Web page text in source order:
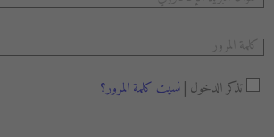
تذكر الدخول |نسيت كلمة المرور؟